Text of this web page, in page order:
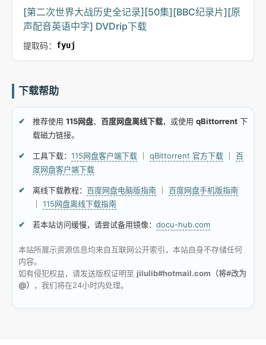
[第二次世界大战历史全记录][50集][BBC纪录片][原
声配音英语中字] DVDrip下载
提取码： fyuj
下载帮助
推荐使用 115网盘、 百度网盘离线下载，或使用 qBittorrent 下
载磁力链接。
工具下载： 115网盘客户端下载 qBittorrent 官方下载
百
度网盘客户端下载
离线下载教程： 百度网盘电脑版指南
百度网盘手机版指南
115网盘离线下载指南
若本站访问缓慢，请尝试备用镜像： docu-hub.com
本站所展示资源信息均来自互联网公开索引，本站自身不存储任何
内容。
如有侵犯权益，请发送版权证明至 jilulib#hotmail.com（将#改为
@）
，我们将在24小时内处理。